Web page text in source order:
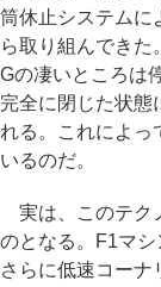
筒休止システムに
ら取り組んできた
Gの凄いところは
完全に閉じた状態
れる。これによっ
いるのだ。
実は、このテク
のとなる。F1マシ
さらに低速コーナ